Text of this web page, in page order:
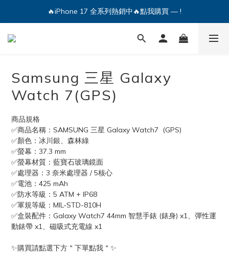
🔥iPhone 17 全系列熱銷中🔥點我購買 — !
💕加入Q哥 Line 新好友領優惠券！🎫
Samsung 三星 Galaxy
Watch 7(GPS)
商品規格
✅商品名稱：SAMSUNG 三星 Galaxy Watch7  (GPS)
✅顏色：冰川銀、森林綠
✅螢幕：37.3 mm
✅螢幕材質：藍寶石玻璃鏡面
✅處理器：3 奈米處理器 / 5核心
✅電池：425 mAh
✅防水等級：5 ATM + IP68
✅軍規等級：MIL-STD-810H
✅盒裝配件：Galaxy Watch7 44mm 智慧手錶 (錶身) x1、彈性運
動錶帶 x1、磁吸式充電線 x1
✨購買請點選下方＂下單點我＂✨